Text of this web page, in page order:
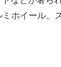
ホイール、